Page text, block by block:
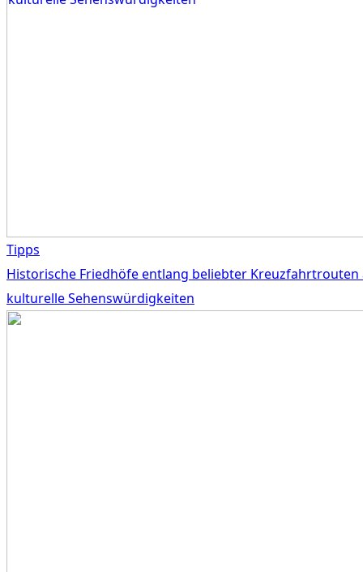
Tipps
Historische Friedhöfe entlang beliebter Kreuzfahrtrouten
kulturelle Sehenswürdigkeiten